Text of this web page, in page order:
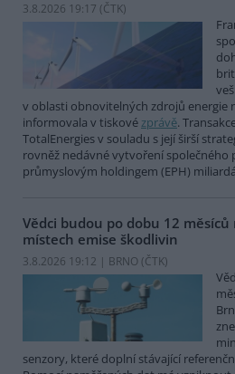
3.8.2026 19:17 (ČTK)
v oblasti obnovitelných zdrojů energie
informovala v tiskovézprávě.
TotalEnergies v souladu s její širší
rovněž nedávné vytvoření společného
průmyslovým holdingem (EPH)
Vědci budou po dobu 12
místech emise škodlivin
3.8.2026 19:12 | BRNO (ČTK)
senzory, které doplní stávající